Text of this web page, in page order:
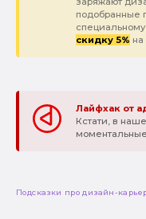
подобранные
специальному
скидку 5%
Лайфхак от
Кстати, в
Подсказки про дизайн-